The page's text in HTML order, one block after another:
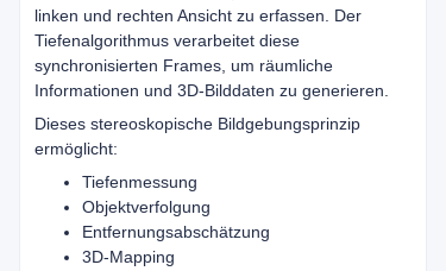
linken und rechten Ansicht zu erfassen. Der
Tiefenalgorithmus verarbeitet diese
synchronisierten Frames, um räumliche
Informationen und 3D-Bilddaten zu generieren.
Dieses stereoskopische Bildgebungsprinzip
ermöglicht:
Tiefenmessung
Objektverfolgung
Entfernungsabschätzung
3D-Mapping